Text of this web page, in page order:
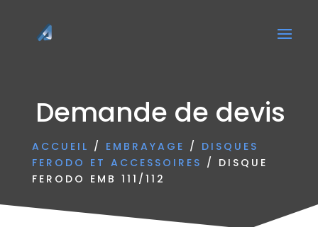
Demande de devis
ACCUEIL / EMBRAYAGE / DISQUES
FERODO ET ACCESSOIRES / DISQUE
FERODO EMB 111/112